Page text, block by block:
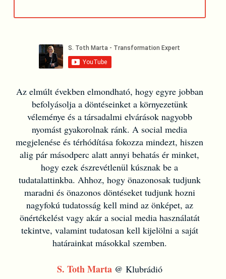
Az elmúlt években elmondható, hogy egyre jobban
befolyásolja a döntéseinket a környezetünk
véleménye és a társadalmi elvárások nagyobb
nyomást gyakorolnak ránk. A social media
megjelenése és térhódítása fokozza mindezt, hiszen
alig pár másodperc alatt annyi behatás ér minket,
hogy ezek észrevétlenül kúsznak be a
tudatalattinkba. Ahhoz, hogy önazonosak tudjunk
maradni és önazonos döntéseket tudjunk hozni
nagyfokú tudatosság kell mind az önképet, az
önértékelést vagy akár a social media használatát
tekintve, valamint tudatosan kell kijelölni a saját
határainkat másokkal szemben.
S. Toth Marta@ Klubrádió